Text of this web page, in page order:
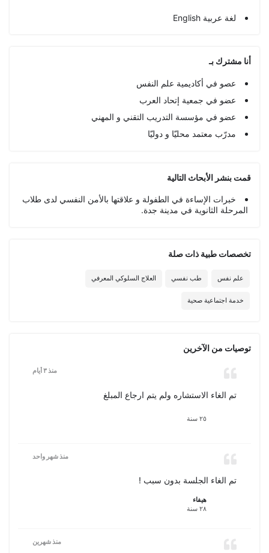
لغة عربية English
أنا مشترك بـ
عصو في أكاديمية علم النفس
عضو في جمعية إتحاد العرب
عضو في مؤسسة التدريب التقني و المهني
مدرّب معتمد محليّا و دوليّا
قمت بنشر الأبحاث التالية
خبرات الإساءة في الطفولة و علاقتها بالأمن النفسي لدى طلاب
المرحلة الثانوية في مدينة جدة.
تخصصات طبیة ذات صلة
علم نفس طب نفسي العلاج السلوكي المعرفي
خدمة اجتماعية صحية
توصيات من الآخرين
منذ ٣ أيام
تم الغاء الاستشاره ولم يتم ارجاع المبلغ
٢٥ سنة
منذ شهر واحد
تم الغاء الجلسة بدون سبب !
هيفاء
٢٨ سنة
منذ شهرين